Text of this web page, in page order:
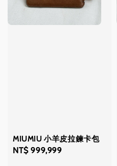
MIUMIU 小羊皮拉鍊卡包
Regular
NT$ 999,999